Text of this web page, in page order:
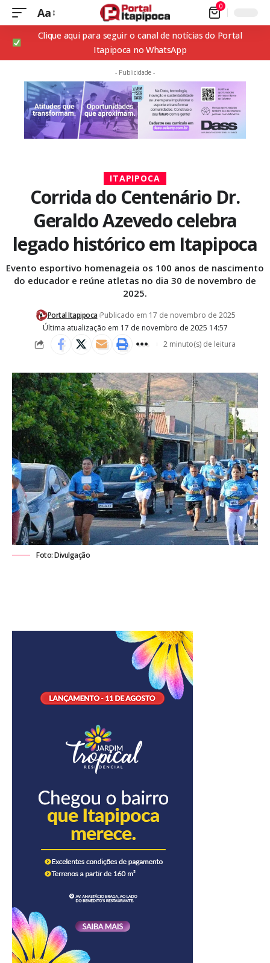
Aa 0
Clique aqui para seguir o canal de notícias do Portal
Itapipoca no WhatsApp
- Publicidade -
ITAPIPOCA
Corrida do Centenário Dr.
Geraldo Azevedo celebra
legado histórico em Itapipoca
Evento esportivo homenageia os 100 anos de nascimento
do educador e reúne atletas no dia 30 de novembro de
2025.
Última atualização em 17 de novembro de 2025 14:57
Portal Itapipoca Publicado em 17 de novembro de 2025
2 minuto(s) de leitura
Foto: Divulgação